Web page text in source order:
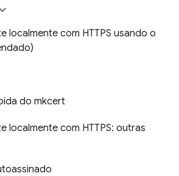
localmente com HTTPS usando o
do mkcert
localmente com HTTPS: outras